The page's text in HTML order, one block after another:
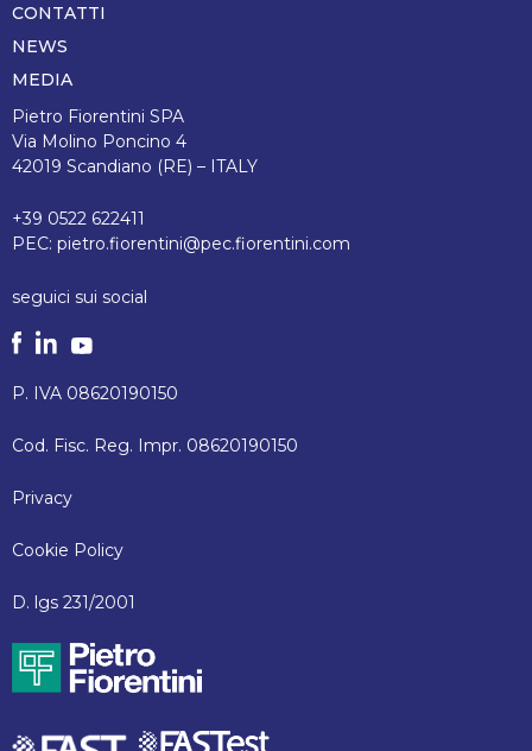
CONTATTI
NEWS
MEDIA
Pietro Fiorentini SPA
Via Molino Poncino 4
42019 Scandiano (RE) – ITALY
+39 0522 622411
PEC: pietro.fiorentini@pec.fiorentini.com
seguici sui social
P. IVA 08620190150
Cod. Fisc. Reg. Impr. 08620190150
Privacy
Cookie Policy
D. lgs 231/2001